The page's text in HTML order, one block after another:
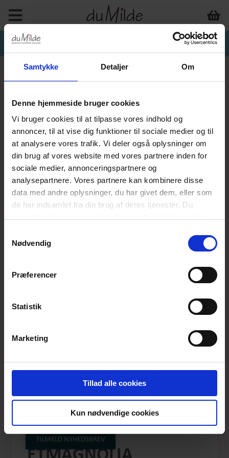
Samtykke Detaljer Om
Denne hjemmeside bruger cookies
Vi bruger cookies til at tilpasse vores indhold og
annoncer, til at vise dig funktioner til sociale medier og til
at analysere vores trafik. Vi deler også oplysninger om
din brug af vores website med vores partnere inden for
sociale medier, annonceringspartnere og
analysepartnere. Vores partnere kan kombinere disse
data med andre oplysninger, du har givet dem, eller som
de har indsamlet fra din brug af deres tjenester. Du
Nødvendig
Præferencer
Statistik
Marketing
Tillad alle cookies
Kun nødvendige cookies
THE OCEAN IS
WAITING
ETMAGNOLIA
TILMELD NYHEDSBREV